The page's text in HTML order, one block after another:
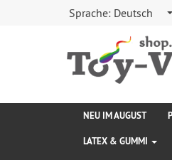
Sprache: Deutsch
NEU IM AUGUST
LATEX & GUMMI